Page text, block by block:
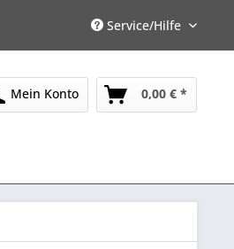
Service/Hilfe
Mein Konto 0,00 € *